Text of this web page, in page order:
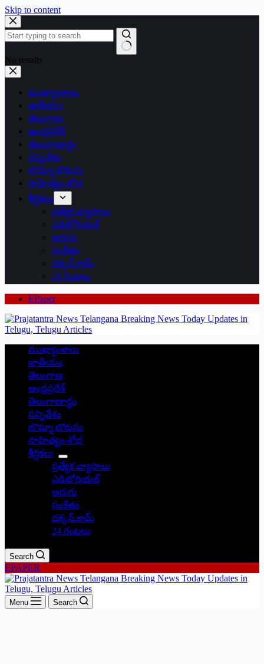
Skip to content
No results
ముఖ్యాంశాలు
జాతీయం
తెలంగాణ
ఆంధ్రప్రదేశ్
తెలంగాణార్థం
సన్నివేశం
బొమ్మా బొరుసు
సాహిత్యం-శోభ
శీర్షికలు
ప్రత్యేక వ్యాసాలు
ఎడిటోరియల్
అరుగు
సంకేతం
దక్కన్.కామ్
24 గంటలు
EPaper
ముఖ్యాంశాలు
జాతీయం
తెలంగాణ
ఆంధ్రప్రదేశ్
తెలంగాణార్థం
సన్నివేశం
బొమ్మా బొరుసు
సాహిత్యం-శోభ
శీర్షికలు
ప్రత్యేక వ్యాసాలు
ఎడిటోరియల్
అరుగు
సంకేతం
దక్కన్.కామ్
24 గంటలు
Search
EPAPER
Menu Search